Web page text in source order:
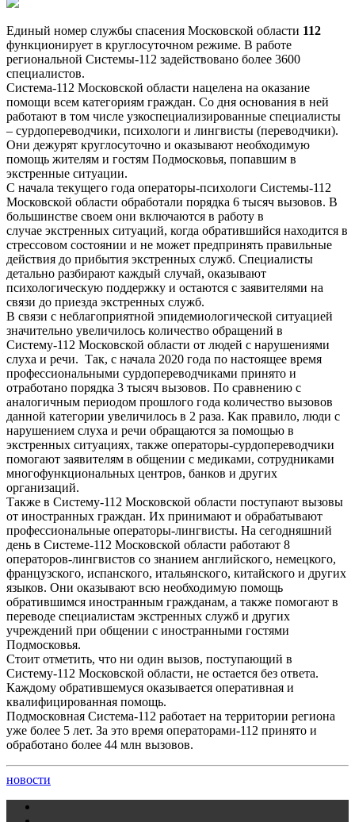
Единый номер службы спасения Московской области 112
функционирует в круглосуточном режиме. В работе
региональной Системы-112 задействовано более 3600
специалистов.
Система-112 Московской области нацелена на оказание
помощи всем категориям граждан. Со дня основания в ней
работают в том числе узкоспециализированные специалисты
– сурдопереводчики, психологи и лингвисты (переводчики).
Они дежурят круглосуточно и оказывают необходимую
помощь жителям и гостям Подмосковья, попавшим в
экстренные ситуации.
С начала текущего года операторы-психологи Системы-112
Московской области обработали порядка 6 тысяч вызовов. В
большинстве своем они включаются в работу в
случае экстренных ситуаций, когда обратившийся находится в
стрессовом состоянии и не может предпринять правильные
действия до прибытия экстренных служб. Специалисты
детально разбирают каждый случай, оказывают
психологическую поддержку и остаются с заявителями на
связи до приезда экстренных служб.
В связи с неблагоприятной эпидемиологической ситуацией
значительно увеличилось количество обращений в
Систему-112 Московской области от людей с нарушениями
слуха и речи. Так, с начала 2020 года по настоящее время
профессиональными сурдопереводчиками принято и
отработано порядка 3 тысяч вызовов. По сравнению с
аналогичным периодом прошлого года количество вызовов
данной категории увеличилось в 2 раза. Как правило, люди с
нарушением слуха и речи обращаются за помощью в
экстренных ситуациях, также операторы-сурдопереводчики
помогают заявителям в общении с медиками, сотрудниками
многофункциональных центров, банков и других
организаций.
Также в Систему-112 Московской области поступают вызовы
от иностранных граждан. Их принимают и обрабатывают
профессиональные операторы-лингвисты. На сегодняшний
день в Системе-112 Московской области работают 8
операторов-лингвистов со знанием английского, немецкого,
французского, испанского, итальянского, китайского и других
языков. Они оказывают всю необходимую помощь
обратившимся иностранным гражданам, а также помогают в
переводе специалистам экстренных служб и других
учреждений при общении с иностранными гостями
Подмосковья.
Стоит отметить, что ни один вызов, поступающий в
Систему-112 Московской области, не остается без ответа.
Каждому обратившемуся оказывается оперативная и
квалифицированная помощь.
Подмосковная Система-112 работает на территории региона
уже более 5 лет. За это время операторами-112 принято и
обработано более 44 млн вызовов.
новости